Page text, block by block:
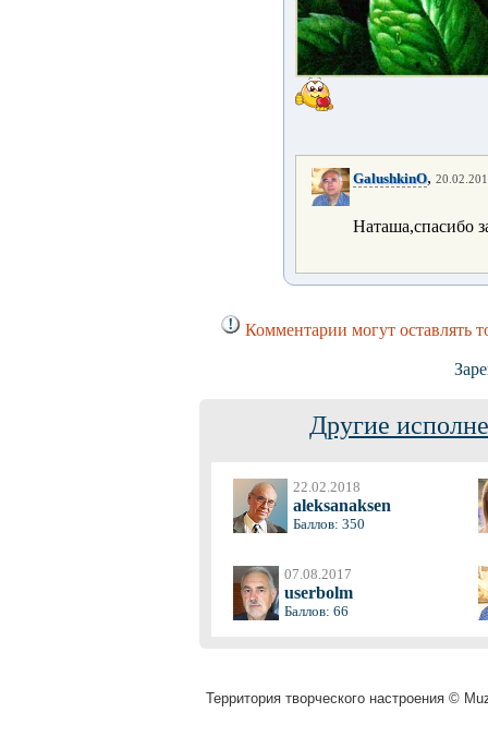
GalushkinO,
Наташа,спасибо
Комментарии могут оставлять
Другие
22.02.2018
aleksanaksen
Баллов: 350
07.08.2017
userbolm
Баллов: 66
Территория творческого настроения ©